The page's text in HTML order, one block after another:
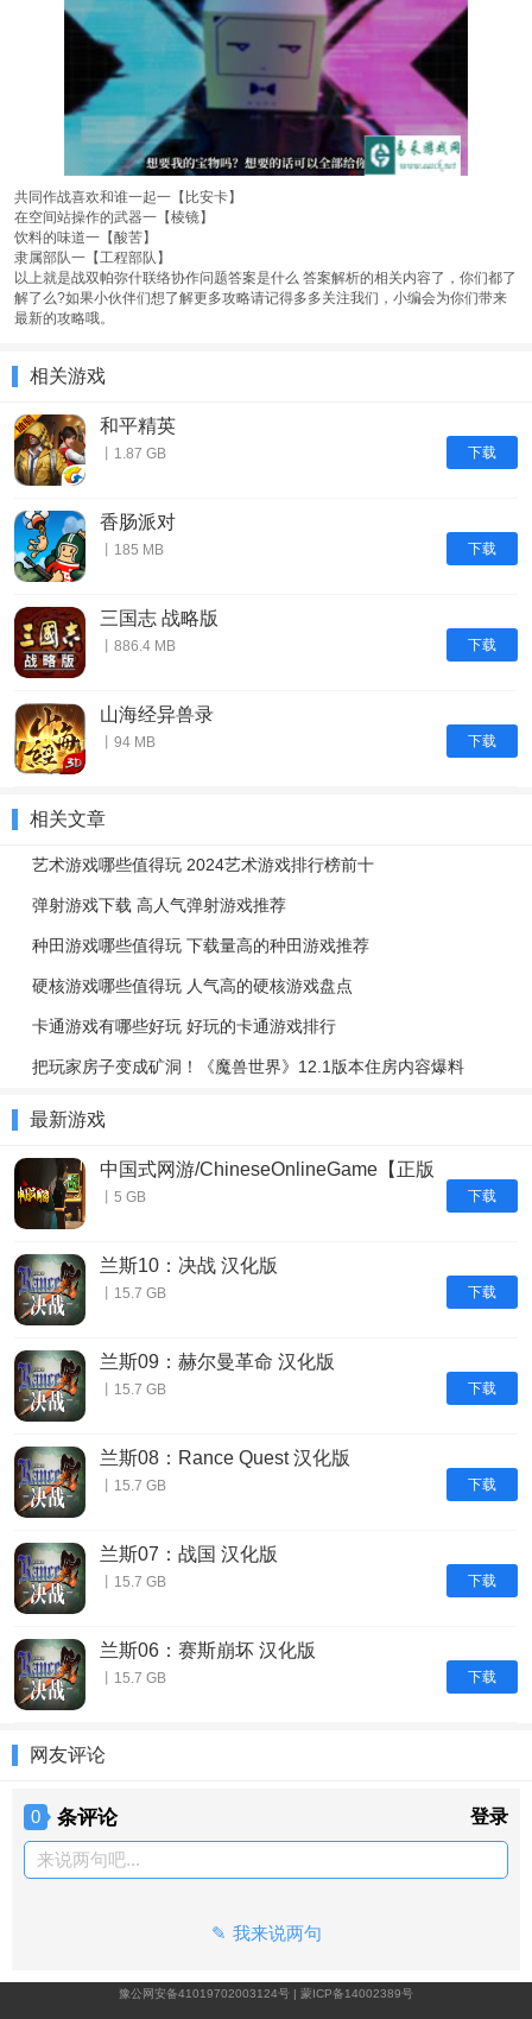
共同作战喜欢和谁一起一【比安卡】
在空间站操作的武器一【棱镜】
饮料的味道一【酸苦】
隶属部队一【工程部队】
以上就是战双帕弥什联络协作问题答案是什么 答案解析的相关内容了，你们都了
解了么?如果小伙伴们想了解更多攻略请记得多多关注我们，小编会为你们带来
最新的攻略哦。
相关游戏
下载
和平精英
丨1.87 GB
下载
香肠派对
丨185 MB
下载
三国志 战略版
丨886.4 MB
下载
山海经异兽录
丨94 MB
相关文章
艺术游戏哪些值得玩 2024艺术游戏排行榜前十
弹射游戏下载 高人气弹射游戏推荐
种田游戏哪些值得玩 下载量高的种田游戏推荐
硬核游戏哪些值得玩 人气高的硬核游戏盘点
卡通游戏有哪些好玩 好玩的卡通游戏排行
把玩家房子变成矿洞！《魔兽世界》12.1版本住房内容爆料
最新游戏
下载
中国式网游/ChineseOnlineGame【正版
账号】
丨5 GB
下载
兰斯10：决战 汉化版
丨15.7 GB
下载
兰斯09：赫尔曼革命 汉化版
丨15.7 GB
下载
兰斯08：Rance Quest 汉化版
丨15.7 GB
下载
兰斯07：战国 汉化版
丨15.7 GB
下载
兰斯06：赛斯崩坏 汉化版
丨15.7 GB
网友评论
0 条评论 登录
来说两句吧...
我来说两句
豫公网安备41019702003124号 | 蒙ICP备14002389号